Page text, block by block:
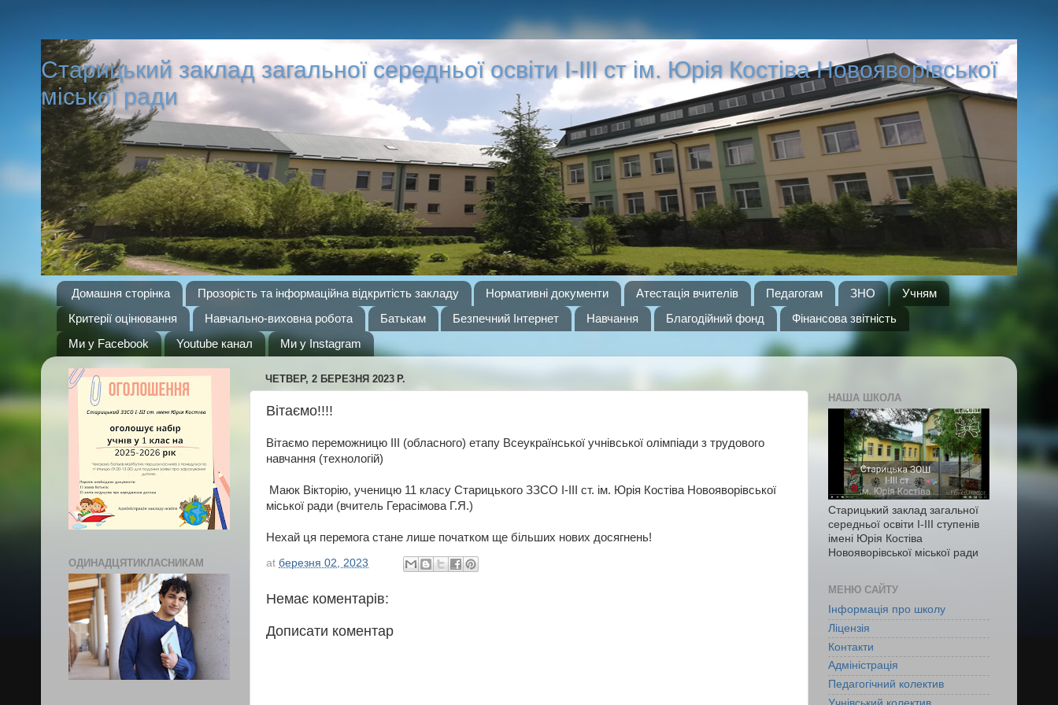
Старицький заклад загальної середньої освіти І-ІІІ ст ім. Юрія Костіва Новояворівської
міської ради
Домашня сторінка Прозорість та інформаційна відкритість закладу Нормативні документи Атестація вчителів Педагогам ЗНО
Учням
Критерії оцінювання
Навчально-виховна робота Батькам Безпечний Інтернет Навчання Благодійний фонд
Фінансова звітність
Ми у Facebook
Youtube канал Ми у Instagram
ЧЕТВЕР, 2 БЕРЕЗНЯ 2023 Р.
Вітаємо!!!!
Вітаємо переможницю ІІІ (обласного) етапу Всеукраїнської учнівської олімпіади з трудового
навчання (технологій)
Маюк Вікторію, ученицю 11 класу Старицького ЗЗСО І-ІІІ ст. ім. Юрія Костіва Новояворівської
міської ради (вчитель Герасімова Г.Я.)
Нехай ця перемога стане лише початком ще більших нових досягнень!
at березня 02, 2023
Немає коментарів:
Дописати коментар
ОДИНАДЦЯТИКЛАСНИКАМ
НАША ШКОЛА
Старицький заклад загальної
середньої освіти І-ІІІ ступенів
імені Юрія Костіва
Новояворівської міської ради
МЕНЮ САЙТУ
Інформація про школу
Ліцензія
Контакти
Адміністрація
Педагогічний колектив